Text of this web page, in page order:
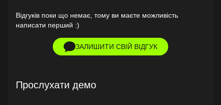
Відгуків поки що немає, тому ви маєте можливість
написати перший :)
ЗАЛИШИТИ СВІЙ ВІДГУК
Прослухати демо